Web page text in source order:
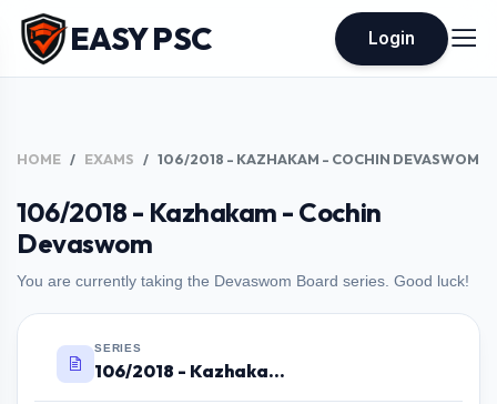
EASY PSC Login
HOME EXAMS 106/2018 - KAZHAKAM - COCHIN DEVASWOM
106/2018 - Kazhakam - Cochin
Devaswom
You are currently taking the Devaswom Board series. Good luck!
SERIES
106/2018 - Kazhakam - Cochin Devaswom